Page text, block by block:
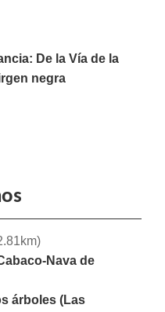
De la Vía de la
negra
Nava de
árboles (Las